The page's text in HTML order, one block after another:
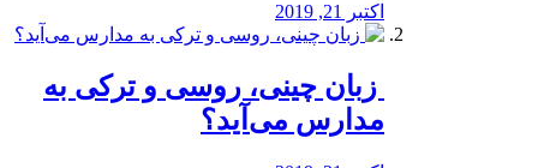
اکتبر 21, 2019
️ زبان چینی، روسی و ترکی به
مدارس می‌آید؟